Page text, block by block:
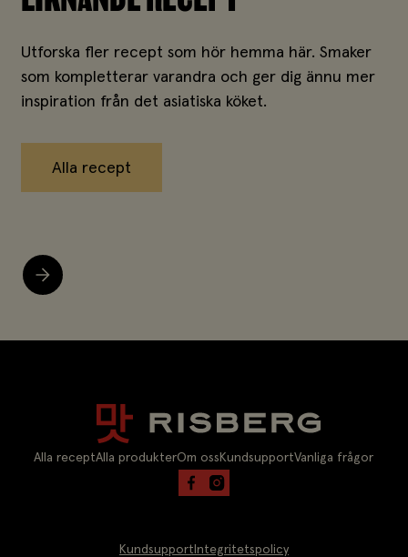
Utforska fler recept som hör hemma här. Smaker
som kompletterar varandra och ger dig ännu mer
inspiration från det asiatiska köket.
Alla recept
Alla receptAlla produkterOm ossKundsupportVanliga frågor
KundsupportIntegritetspolicy